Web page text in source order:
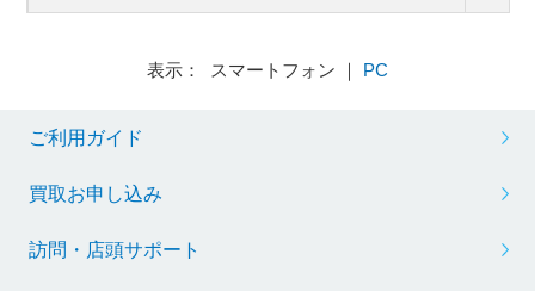
表示： スマートフォン ｜ PC
ご利用ガイド
買取お申し込み
訪問・店頭サポート